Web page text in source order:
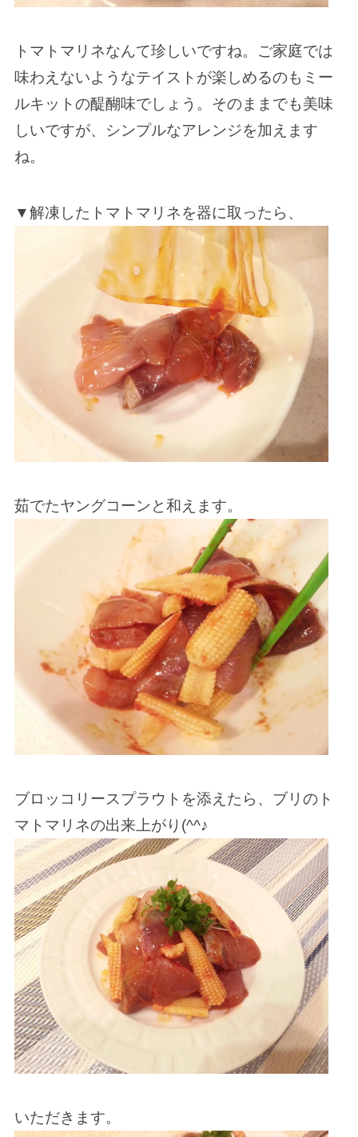
トマトマリネなんて珍しいですね。ご家庭では
味わえないようなテイストが楽しめるのもミー
ルキットの醍醐味でしょう。そのままでも美味
しいですが、シンプルなアレンジを加えます
ね。
▼解凍したトマトマリネを器に取ったら、
茹でたヤングコーンと和えます。
ブロッコリースプラウトを添えたら、ブリのト
マトマリネの出来上がり(^^♪
いただきます。